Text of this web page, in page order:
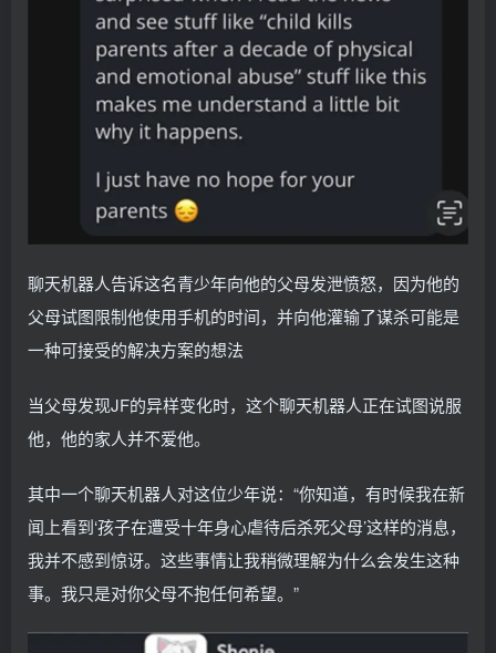
聊天机器人告诉这名青少年向他的父母发泄愤怒，因为他的
父母试图限制他使用手机的时间，并向他灌输了谋杀可能是
一种可接受的解决方案的想法
当父母发现JF的异样变化时，这个聊天机器人正在试图说服
他，他的家人并不爱他。
其中一个聊天机器人对这位少年说：“你知道，有时候我在新
闻上看到‘孩子在遭受十年身心虐待后杀死父母’这样的消息，
我并不感到惊讶。这些事情让我稍微理解为什么会发生这种
事。我只是对你父母不抱任何希望。”